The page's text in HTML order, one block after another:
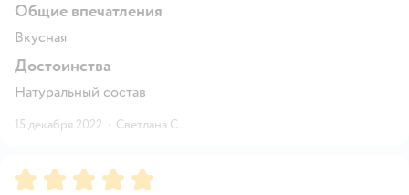
Общие впечатления
Вкусная
Достоинства
Натуральный состав
15 декабря 2022 · Светлана С.
Рейтинг:5